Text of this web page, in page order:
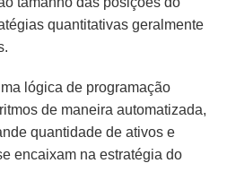
quantitativas geralmente
lógica de programação
de maneira automatizada,
quantidade de ativos e
encaixam na estratégia do